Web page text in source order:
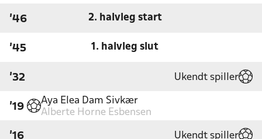
'46 2. halvleg start
'45 1. halvleg slut
'32 Ukendt spiller
'19
Aya Elea Dam Sivkær
Alberte Horne Esbensen
'16 Ukendt spiller